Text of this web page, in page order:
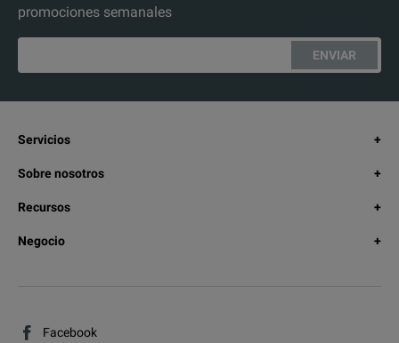
promociones semanales
ENVIAR
Servicios
Sobre nosotros
Recursos
Negocio
Facebook